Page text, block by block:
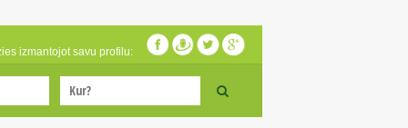
izmantojot savu profilu: